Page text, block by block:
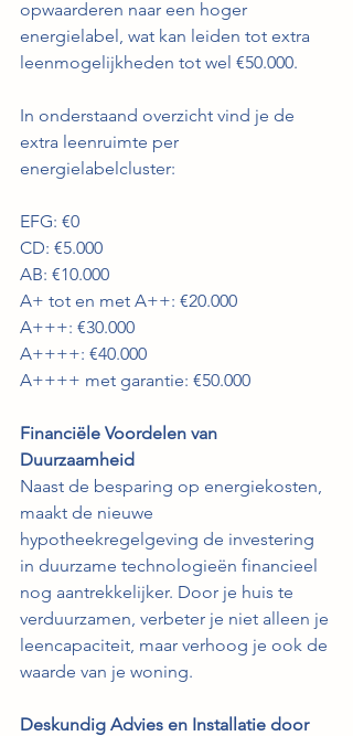
opwaarderen naar een hoger
energielabel, wat kan leiden tot extra
leenmogelijkheden tot wel €50.000.
In onderstaand overzicht vind je de
extra leenruimte per
energielabelcluster:
EFG: €0
CD: €5.000
AB: €10.000
A+ tot en met A++: €20.000
A+++: €30.000
A++++: €40.000
A++++ met garantie: €50.000
Financiële Voordelen van
Duurzaamheid
Naast de besparing op energiekosten,
maakt de nieuwe
hypotheekregelgeving de investering
in duurzame technologieën financieel
nog aantrekkelijker. Door je huis te
verduurzamen, verbeter je niet alleen je
leencapaciteit, maar verhoog je ook de
waarde van je woning.
Deskundig Advies en Installatie door